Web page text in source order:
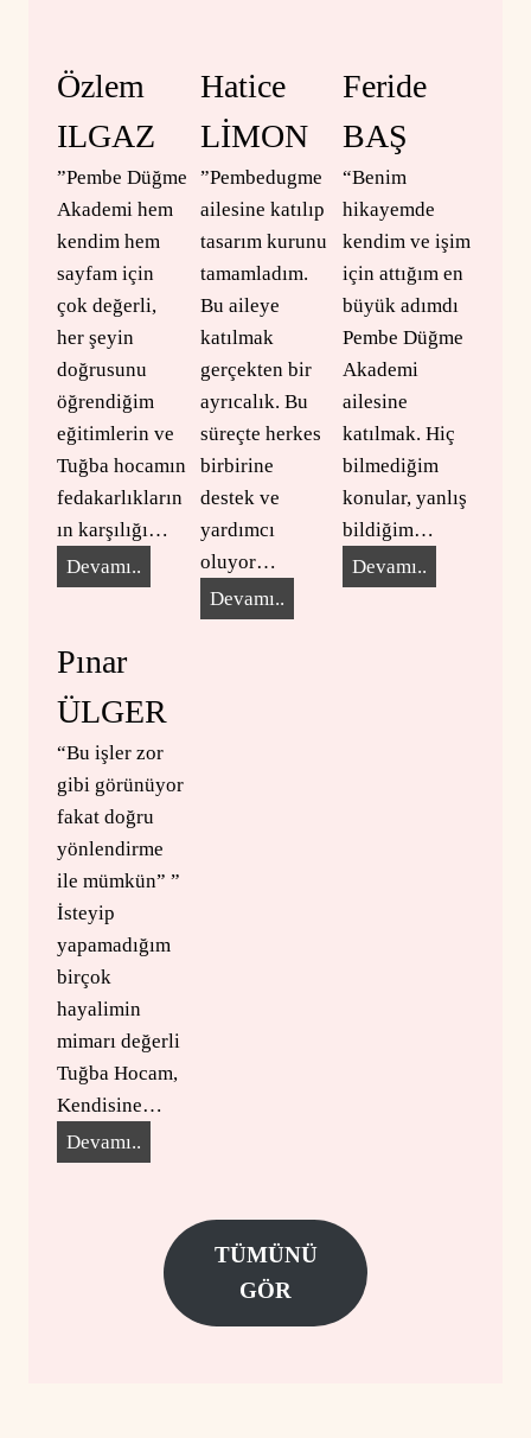
Özlem
ILGAZ
”Pembe Düğme
Akademi hem
kendim hem
sayfam için
çok değerli,
her şeyin
doğrusunu
öğrendiğim
eğitimlerin ve
Tuğba hocamın
fedakarlıkların
ın karşılığı…
Devamı..
I
L
G
A
Z
Hatice
LİMON
”Pembedugme
ailesine katılıp
tasarım kurunu
tamamladım.
Bu aileye
katılmak
gerçekten bir
ayrıcalık. Bu
süreçte herkes
birbirine
destek ve
yardımcı
oluyor…
Devamı..H
Feride
BAŞ
“Benim
hikayemde
kendim ve işim
için attığım en
büyük adımdı
Pembe Düğme
Akademi
ailesine
katılmak. Hiç
bilmediğim
konular, yanlış
bildiğim…
Devamı..
Pınar
ÜLGER
“Bu işler zor
gibi görünüyor
fakat doğru
yönlendirme
ile mümkün” ”
İsteyip
yapamadığım
birçok
hayalimin
mimarı değerli
Tuğba Hocam,
Kendisine…
Devamı..
TÜMÜNÜ
GÖR